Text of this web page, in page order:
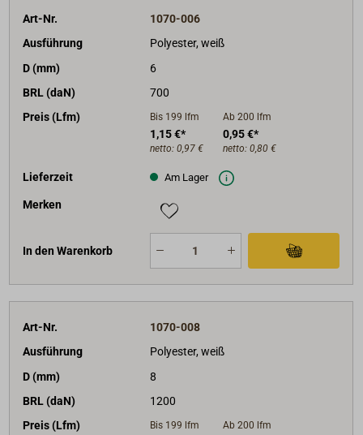
Art-Nr.
1070-006
Ausführung
Polyester, weiß
D (mm)
6
BRL (daN)
700
Preis (Lfm)
Bis 199 lfm
1,15 €*
netto: 0,97 €
Ab 200 lfm
0,95 €*
netto: 0,80 €
Lieferzeit Am Lager
Merken
In den Warenkorb
Art-Nr.
1070-008
Ausführung
Polyester, weiß
D (mm)
8
BRL (daN)
1200
Preis (Lfm)
Bis 199 lfm Ab 200 lfm